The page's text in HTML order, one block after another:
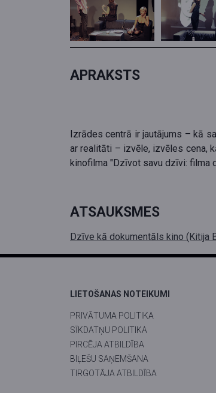
APRAKSTS
Izrādes centrā ir jautājums – kā
ar realitāti – izvēle, izvēles cena,
kinofilma "Dzīvot savu dzīvi: filma
ATSAUKSMES
Dzīve kā dokumentāls kino (Kitija
LIETOŠANAS NOTEIKUMI
PRIVĀTUMA POLITIKA
SĪKDATŅU POLITIKA
PIRCĒJA ATBILDĪBA
BIĻEŠU SAŅEMŠANA
TIRGOTĀJA ATBILDĪBA